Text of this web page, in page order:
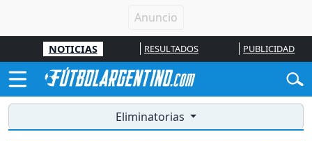
NOTICIAS RESULTADOS PUBLICIDAD
Eliminatorias